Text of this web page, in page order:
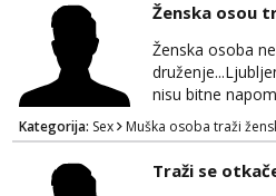
Ženska osou
Ženska osoba
nisu bitne
ZAGREB-
sms 0995323582
Kategorija: Sex Muška osoba traži
Traži se